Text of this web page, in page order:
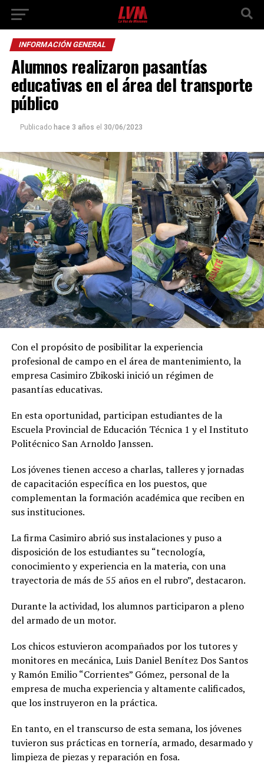
INFORMACIÓN GENERAL
Alumnos realizaron pasantías
educativas en el área del transporte
público
Publicado hace 3 años el 30/06/2023
Con el propósito de posibilitar la experiencia
profesional de campo en el área de mantenimiento, la
empresa Casimiro Zbikoski inició un régimen de
pasantías educativas.
En esta oportunidad, participan estudiantes de la
Escuela Provincial de Educación Técnica 1 y el Instituto
Politécnico San Arnoldo Janssen.
Los jóvenes tienen acceso a charlas, talleres y jornadas
de capacitación específica en los puestos, que
complementan la formación académica que reciben en
sus instituciones.
La firma Casimiro abrió sus instalaciones y puso a
disposición de los estudiantes su “tecnología,
conocimiento y experiencia en la materia, con una
trayectoria de más de 55 años en el rubro”, destacaron.
Durante la actividad, los alumnos participaron a pleno
del armado de un motor.
Los chicos estuvieron acompañados por los tutores y
monitores en mecánica, Luis Daniel Benítez Dos Santos
y Ramón Emilio “Corrientes” Gómez, personal de la
empresa de mucha experiencia y altamente calificados,
que los instruyeron en la práctica.
En tanto, en el transcurso de esta semana, los jóvenes
tuvieron sus prácticas en tornería, armado, desarmado y
limpieza de piezas y reparación en fosa.